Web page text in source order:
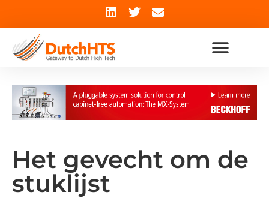
Het gevecht om de
stuklijst